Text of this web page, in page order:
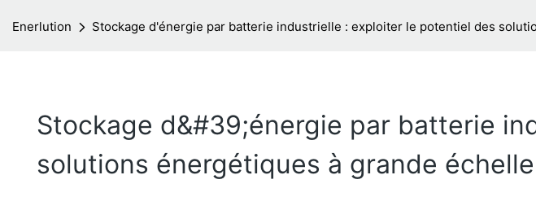
Enerlution Stockage d'énergie par batterie industrielle : exploiter le potentiel des
Stockage d&#39;énergie par batterie
solutions énergétiques à grande échelle